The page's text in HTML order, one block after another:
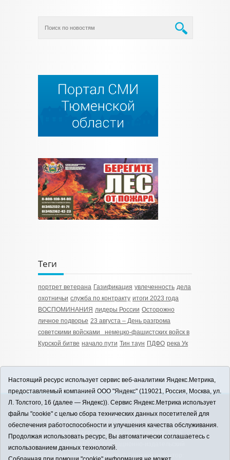
Теги
портрет ветерана Газификация увлеченность дела
охотничьи служба по контракту итоги 2023 года
ВОСПОМИНАНИЯ лидеры России Осторожно
личное подворье 23 августа – День разгрома
советскими войсками немецко‑фашистских войск в
Курской битве начало пути Тин таун ПДФО река Ук
12+
ЗАВОДОУКОВСК online / Новости
Заводоуковского муниципального округа, 2026
Учредитель: АНО "Информационно-издательский
центр "Заводоуковские вести". Главный редактор:
Настоящий ресурс использует сервис веб-аналитики Яндекс.Метрика,
предоставляемый компанией ООО "Яндекс" (119021, Россия, Москва, ул.
Л. Толстого, 16 (далее — Яндекс)). Сервис Яндекс.Метрика использует
файлы "cookie" с целью сбора технических данных посетителей для
обеспечения работоспособности и улучшения качества обслуживания.
Продолжая использовать ресурс, Вы автоматически соглашаетесь с
использованием данных технологий.